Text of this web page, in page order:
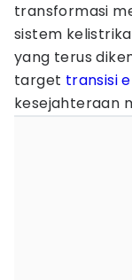
transformasi
sistem
yang terus
target transisi
kesejahteraan